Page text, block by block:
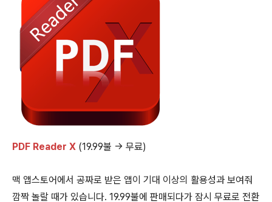
PDF Reader X (19.99불 → 무료)
맥 앱스토어에서 공짜로 받은 앱이 기대 이상의 활용성과 보여줘
깜짝 놀랄 때가 있습니다. 19.99불에 판매되다가 잠시 무료로 전환